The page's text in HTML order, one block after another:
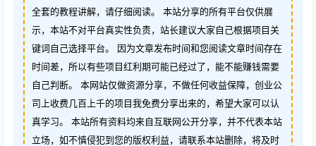
全套的教程讲解，请仔细阅读。 本站分享的所有平台仅供展
示，本站不对平台真实性负责，站长建议大家自己根据项目关
键词自己选择平台。 因为文章发布时间和您阅读文章时间存在
时间差，所以有些项目红利期可能已经过了，能不能赚钱需要
自己判断。 本网站仅做资源分享，不做任何收益保障，创业公
司上收费几百上千的项目我免费分享出来的，希望大家可以认
真学习。 本站所有资料均来自互联网公开分享，并不代表本站
立场，如不慎侵犯到您的版权利益，请联系本站删除，将及时